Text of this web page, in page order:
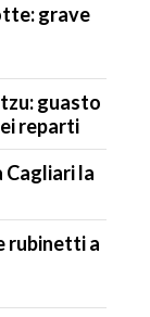
grave
guasto
reparti
Cagliari la
rubinetti a